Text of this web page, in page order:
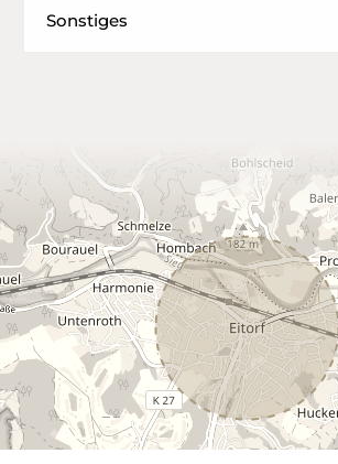
Sonstiges